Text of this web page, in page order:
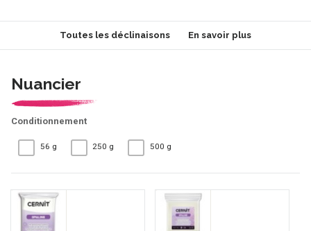
Toutes les déclinaisons En savoir plus
Nuancier
Conditionnement
56 g 250 g 500 g